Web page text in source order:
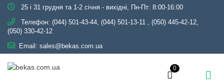
25 і 31 грудня та 1-2 січня - вихідні, Пн-Пт: 8:00-16:00
Телефон: (044) 501-43-44, (044) 501-13-11 , (050) 445-42-12,
(050) 330-42-12
Email: sales@bekas.com.ua
0